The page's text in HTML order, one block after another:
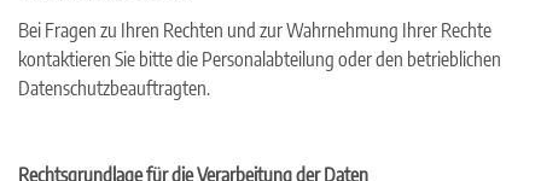
Bei Fragen zu Ihren Rechten und zur Wahrnehmung Ihrer Rechte
kontaktieren Sie bitte die Personalabteilung oder den betrieblichen
Datenschutzbeauftragten.
Rechtsgrundlage für die Verarbeitung der Daten